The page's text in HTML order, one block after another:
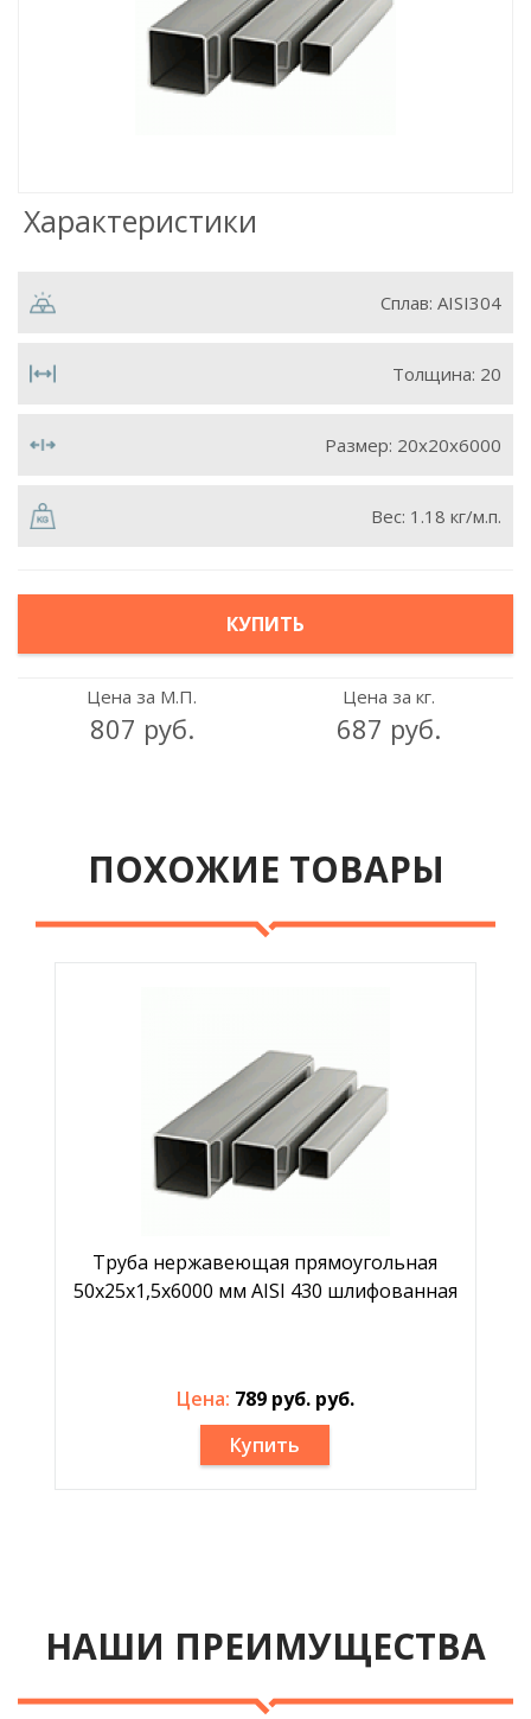
Характеристики
Сплав: AISI304
Толщина: 20
Размер: 20х20х6000
Вес: 1.18 кг/м.п.
КУПИТЬ
Цена за М.П.
807 руб.
Цена за кг.
687 руб.
ПОХОЖИЕ ТОВАРЫ
Труба нержавеющая прямоугольная
50х25х1,5х6000 мм AISI 430 шлифованная
Цена: 789 руб. руб.
Купить
НАШИ ПРЕИМУЩЕСТВА